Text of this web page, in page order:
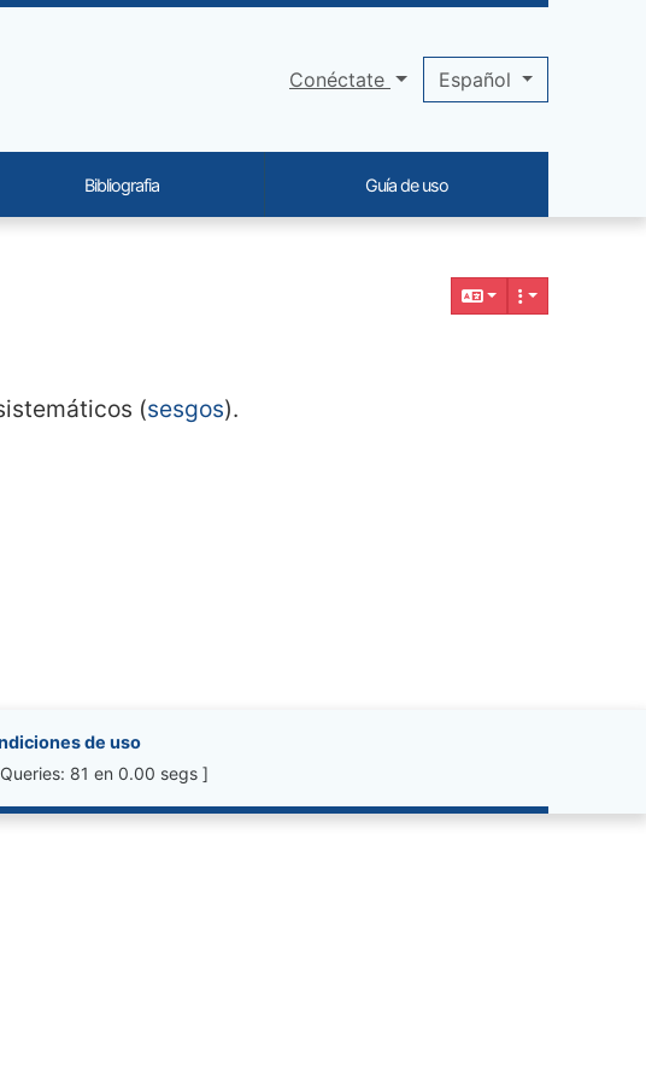
(sesgos).
de uso
81 en 0.00 segs ]
Conéctate Español
Bibliografia Guía de uso